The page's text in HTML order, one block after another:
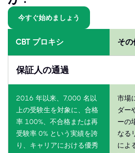
今すぐ始めましょう
CBT プロキシ その
保証人の通過
2016 年以来、7,000 名以
上の受験生を対象に、合格
率 100%、不合格または再
受験率 0% という実績を誇
り、キャリアにおける優秀
市場
ダー
ーの
なる
によ